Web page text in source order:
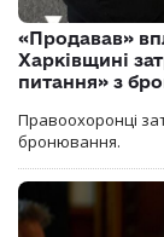
«Продавав»
Харківщині
питання» з
Правоохоронці
бронювання.